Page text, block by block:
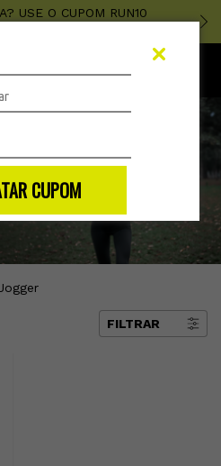
CUPOM
USE O CUPOM RUN10
FILTRAR